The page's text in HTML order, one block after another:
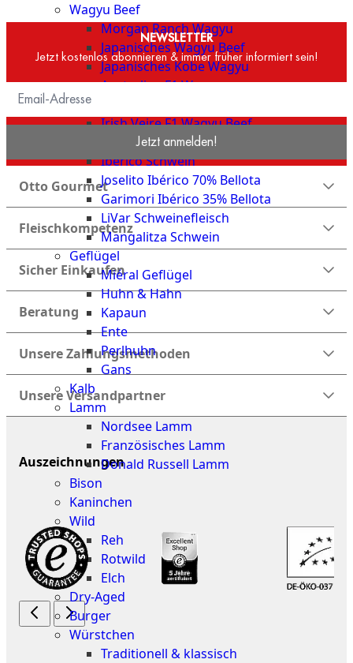
Wagyu Beef
Morgan Ranch Wagyu
Japanisches Wagyu Beef
Japanisches Kobe Wagyu
Australian F1 Wagyu
Irish Veire F1 Wagyu Beef
Ibérico Schwein
Joselito Ibérico 70% Bellota
Garimori Ibérico 35% Bellota
LiVar Schweinefleisch
Mangalitza Schwein
Geflügel
Miéral Geflügel
Huhn & Hahn
Kapaun
Ente
Perlhuhn
Gans
Kalb
Lamm
Nordsee Lamm
Französisches Lamm
Donald Russell Lamm
Bison
Kaninchen
Wild
Reh
Rotwild
Elch
Dry-Aged
Burger
Würstchen
Traditionell & klassisch
NEWSLETTER
Jetzt kostenlos abonnieren & immer früher informiert sein!
Jetzt anmelden!
Otto Gourmet
Fleischkompetenz
Sicher Einkaufen
Beratung
Unsere Zahlungsmethoden
Unsere Versandpartner
Auszeichnungen